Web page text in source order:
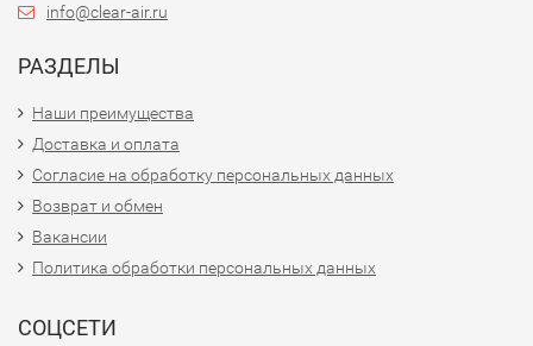
info@clear-air.ru
РАЗДЕЛЫ
Наши преимущества
Доставка и оплата
Согласие на обработку персональных данных
Возврат и обмен
Вакансии
Политика обработки персональных данных
СОЦСЕТИ